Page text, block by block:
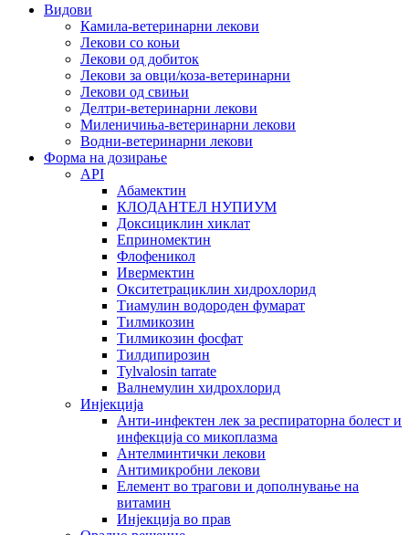
Видови
Камила-ветеринарни лекови
Лекови со коњи
Лекови од добиток
Лекови за овци/коза-ветеринарни
Лекови од свињи
Делтри-ветеринарни лекови
Миленичиња-ветеринарни лекови
Водни-ветеринарни лекови
Форма на дозирање
API
Абамектин
КЛОДАНТЕЛ НУПИУМ
Доксициклин хиклат
Еприномектин
Флофеникол
Ивермектин
Окситетрациклин хидрохлорид
Тиамулин водороден фумарат
Тилмикозин
Тилмикозин фосфат
Тилдипирозин
Tylvalosin tarrate
Валнемулин хидрохлорид
Инјекција
Анти-инфектен лек за респираторна болест и
инфекција со микоплазма
Антелминтички лекови
Антимикробни лекови
Елемент во трагови и дополнување на
витамин
Инјекција во прав